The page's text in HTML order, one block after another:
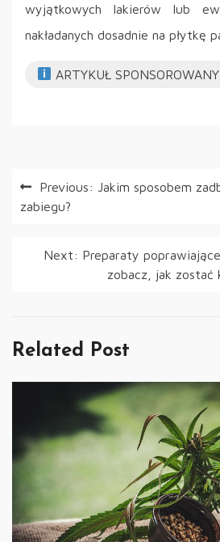
wyjątkowych lakierów lub
nakładanych dosadnie na płytkę
ARTYKUŁ SPONSOROWANY
Nawigacja
wpisu
Previous: Jakim sposobem
zabiegu?
Next: Preparaty
zobacz, jak zostać
Related Post